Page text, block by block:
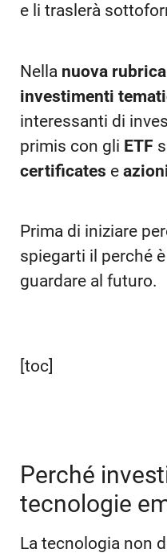
e li traslerà
Nella nuova
investimenti
interessanti di
primis con gli ETF
certificates e
Prima di iniziare
spiegarti il perché
guardare al futuro.
[toc]
Perché
tecnologie
La tecnologia non